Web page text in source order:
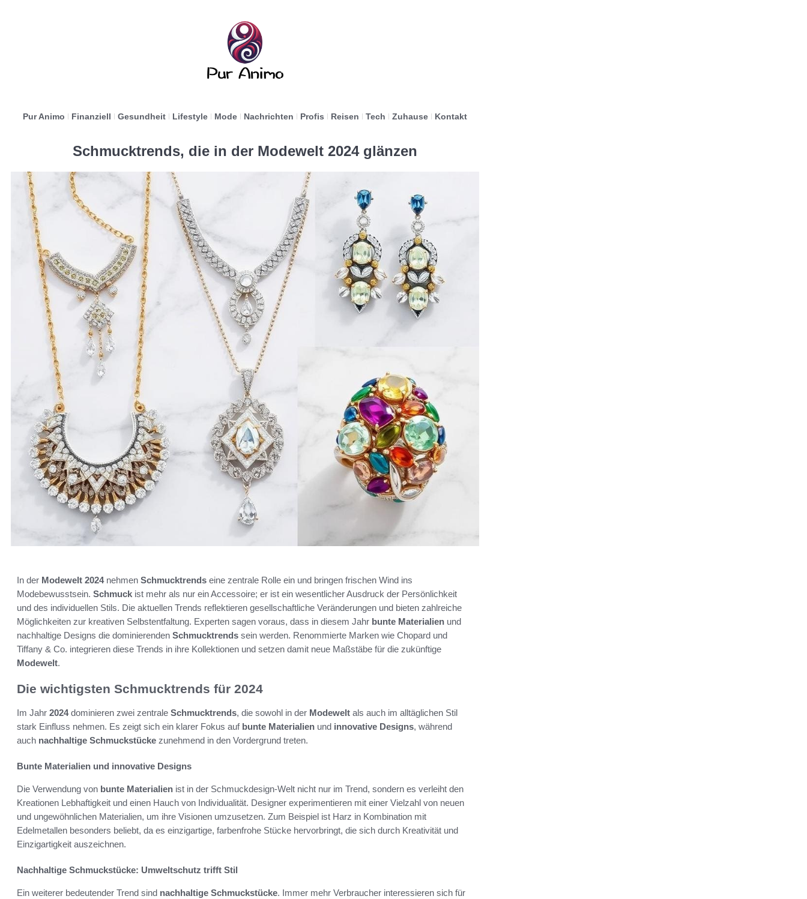
Pur Animo Finanziell Gesundheit Lifestyle Mode Nachrichten Profis Reisen Tech Zuhause Kontakt
Schmucktrends, die in der Modewelt 2024 glänzen
In der Modewelt 2024nehmen Schmucktrends eine zentrale Rolle ein und bringen frischen Wind ins
Modebewusstsein. Schmuck ist mehr als nur ein Accessoire; er ist ein wesentlicher Ausdruck der Persönlichkeit
und des individuellen Stils. Die aktuellen Trends reflektieren gesellschaftliche Veränderungen und bieten zahlreiche
Möglichkeiten zur kreativen Selbstentfaltung. Experten sagen voraus, dass in diesem Jahr bunte Materialien und
nachhaltige Designs die dominierenden Schmucktrends sein werden. Renommierte Marken wie Chopard und
Tiffany & Co. integrieren diese Trends in ihre Kollektionen und setzen damit neue Maßstäbe für die zukünftige
Modewelt.
Die wichtigsten Schmucktrends für 2024
Im Jahr 2024dominieren zwei zentrale Schmucktrends, die sowohl in der Modewelt als auch im alltäglichen Stil
stark Einfluss nehmen. Es zeigt sich ein klarer Fokus auf bunte Materialien und innovative Designs, während
auch nachhaltige Schmuckstücke zunehmend in den Vordergrund treten.
Bunte Materialien und innovative Designs
Die Verwendung von bunte Materialien ist in der Schmuckdesign-Welt nicht nur im Trend, sondern es verleiht den
Kreationen Lebhaftigkeit und einen Hauch von Individualität. Designer experimentieren mit einer Vielzahl von neuen
und ungewöhnlichen Materialien, um ihre Visionen umzusetzen. Zum Beispiel ist Harz in Kombination mit
Edelmetallen besonders beliebt, da es einzigartige, farbenfrohe Stücke hervorbringt, die sich durch Kreativität und
Einzigartigkeit auszeichnen.
Nachhaltige Schmuckstücke: Umweltschutz trifft Stil
Ein weiterer bedeutender Trend sind nachhaltige Schmuckstücke. Immer mehr Verbraucher interessieren sich für